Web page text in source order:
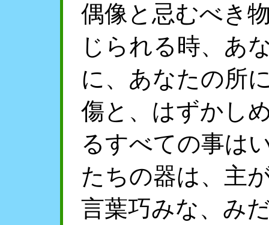
偶像と忌むべき
じられる時、あ
に、あなたの所
傷と、はずかし
るすべての事は
たちの器は、主
言葉巧みな、み